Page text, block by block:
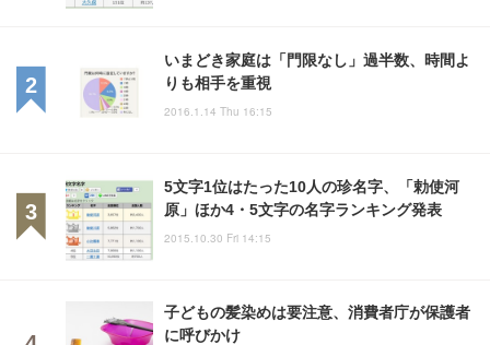
いまどき家庭は「門限なし」過半数、時間よ
りも相手を重視
2016.1.14 Thu 16:15
5文字1位はたった10人の珍名字、「勅使河
原」ほか4・5文字の名字ランキング発表
2015.10.30 Fri 14:15
子どもの髪染めは要注意、消費者庁が保護者
に呼びかけ